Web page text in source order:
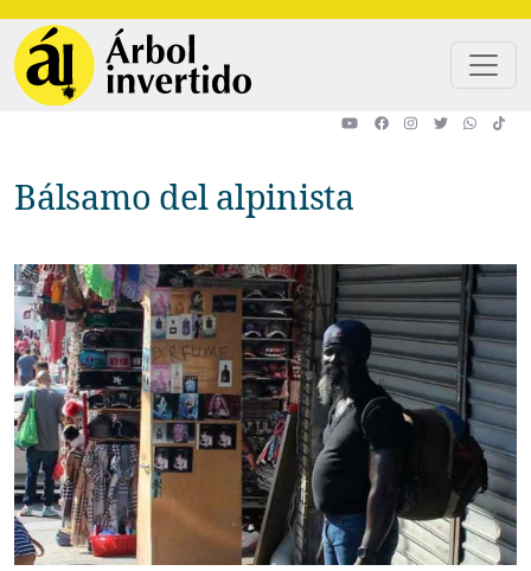
Bálsamo del alpinista